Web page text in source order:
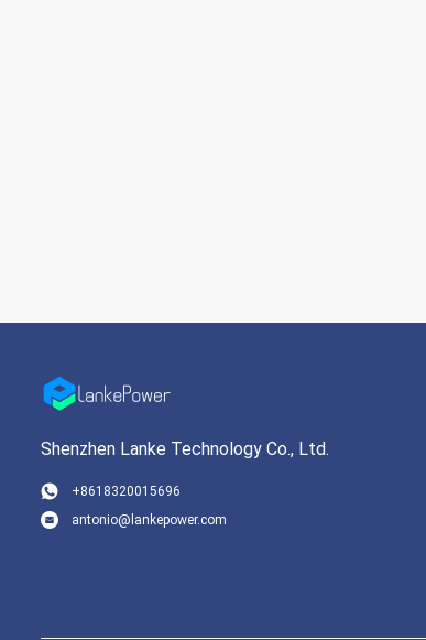
Shenzhen Lanke Technology Co., Ltd.
+8618320015696
antonio@lankepower.com